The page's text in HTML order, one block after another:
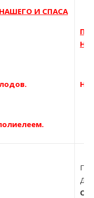
И СПАСА
На